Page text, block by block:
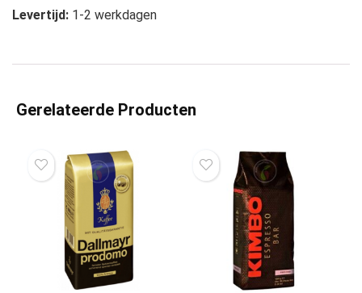
Levertijd: 1-2 werkdagen
Gerelateerde Producten